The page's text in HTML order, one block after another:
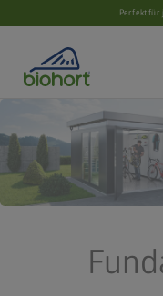
Perfekt für